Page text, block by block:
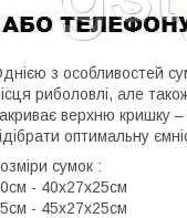
з особливостей
риболовлі, але
верхню кришку
оптимальну
сумок :
- 40х27х25см
- 45х27х25см